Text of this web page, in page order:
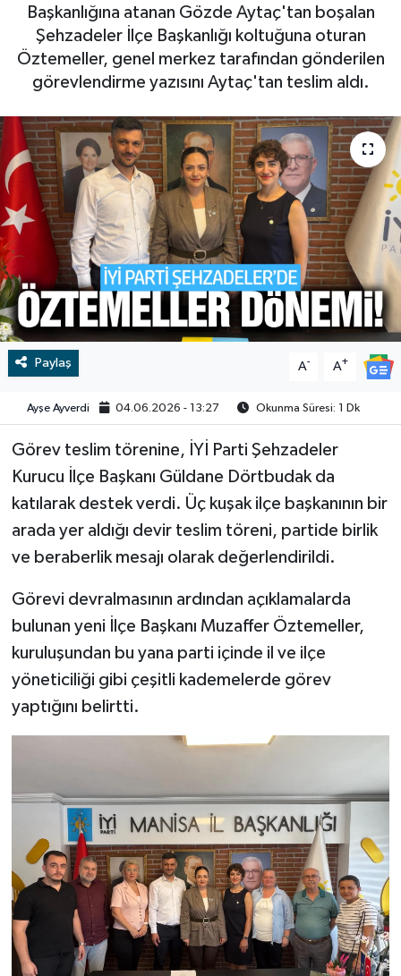
Başkanlığına atanan Gözde Aytaç'tan boşalan
Şehzadeler İlçe Başkanlığı koltuğuna oturan
Öztemeller, genel merkez tarafından gönderilen
görevlendirme yazısını Aytaç'tan teslim aldı.
Paylaş A- A+
Ayşe Ayverdi 04.06.2026 - 13:27 Okunma Süresi: 1 Dk
Görev teslim törenine, İYİ Parti Şehzadeler
Kurucu İlçe Başkanı Güldane Dörtbudak da
katılarak destek verdi. Üç kuşak ilçe başkanının bir
arada yer aldığı devir teslim töreni, partide birlik
ve beraberlik mesajı olarak değerlendirildi.
Görevi devralmasının ardından açıklamalarda
bulunan yeni İlçe Başkanı Muzaffer Öztemeller,
kuruluşundan bu yana parti içinde il ve ilçe
yöneticiliği gibi çeşitli kademelerde görev
yaptığını belirtti.
RESMİ İLAN
BİLİM VE TEKNOLOJİ
RESMİ İLAN
Yaşam
Tarih
Çevre
Dünya
İletişim
Künye
SPOR
Video